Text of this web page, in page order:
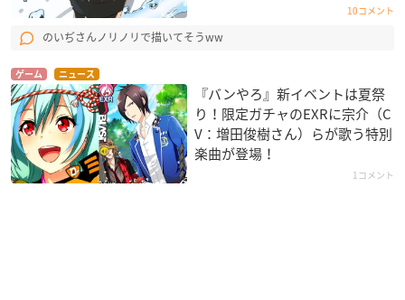
10コメント
のいぢさんノリノリで描いてそうww
ゲーム ニュース
『バンやろ』新イベントは夏祭
り！限定ガチャのEXRに宗介（C
V：増田俊樹さん）らが歌う特別
楽曲が登場！
1コメント